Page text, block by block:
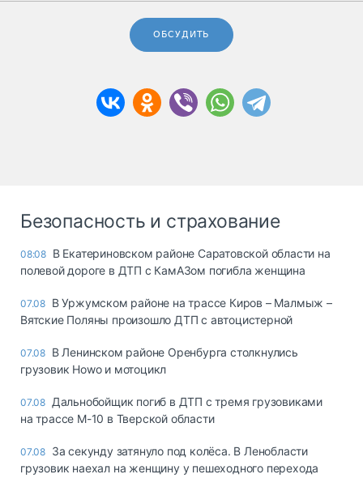
ОБСУДИТЬ
Безопасность и страхование
08:08 В Екатериновском районе Саратовской области на
полевой дороге в ДТП с КамАЗом погибла женщина
07.08 В Уржумском районе на трассе Киров – Малмыж –
Вятские Поляны произошло ДТП с автоцистерной
07.08 В Ленинском районе Оренбурга столкнулись
грузовик Howo и мотоцикл
07.08 Дальнобойщик погиб в ДТП с тремя грузовиками
на трассе М-10 в Тверской области
07.08 За секунду затянуло под колёса. В Ленобласти
грузовик наехал на женщину у пешеходного перехода